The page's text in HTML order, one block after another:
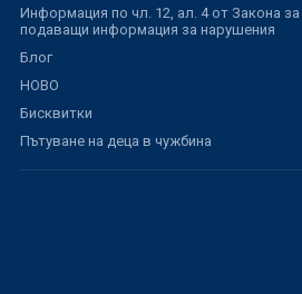
Информация по чл. 12, ал. 4 от Закона
подаващи информация за нарушения
Блог
НОВО
Бисквитки
Пътуване на деца в чужбина